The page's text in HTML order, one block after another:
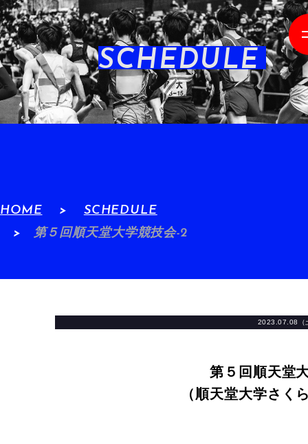
SCHEDULE
HOME
SCHEDULE
第５回順天堂大学競技会-2
2023.07.08（
第５回順天堂
（順天堂⼤学さく